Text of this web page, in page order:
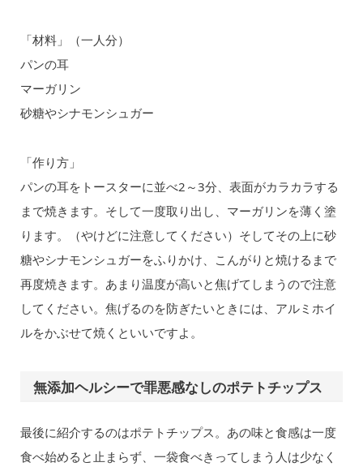
「材料」（一人分）
パンの耳
マーガリン
砂糖やシナモンシュガー
「作り方」
パンの耳をトースターに並べ2～3分、表面がカラカラする
まで焼きます。そして一度取り出し、マーガリンを薄く塗
ります。（やけどに注意してください）そしてその上に砂
糖やシナモンシュガーをふりかけ、こんがりと焼けるまで
再度焼きます。あまり温度が高いと焦げてしまうので注意
してください。焦げるのを防ぎたいときには、アルミホイ
ルをかぶせて焼くといいですよ。
無添加ヘルシーで罪悪感なしのポテトチップス
最後に紹介するのはポテトチップス。あの味と食感は一度
食べ始めると止まらず、一袋食べきってしまう人は少なく